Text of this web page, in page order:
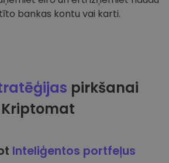
bankas kontu vai karti.
pirkšanai
Kriptomat
Inteliģentos portfeļus